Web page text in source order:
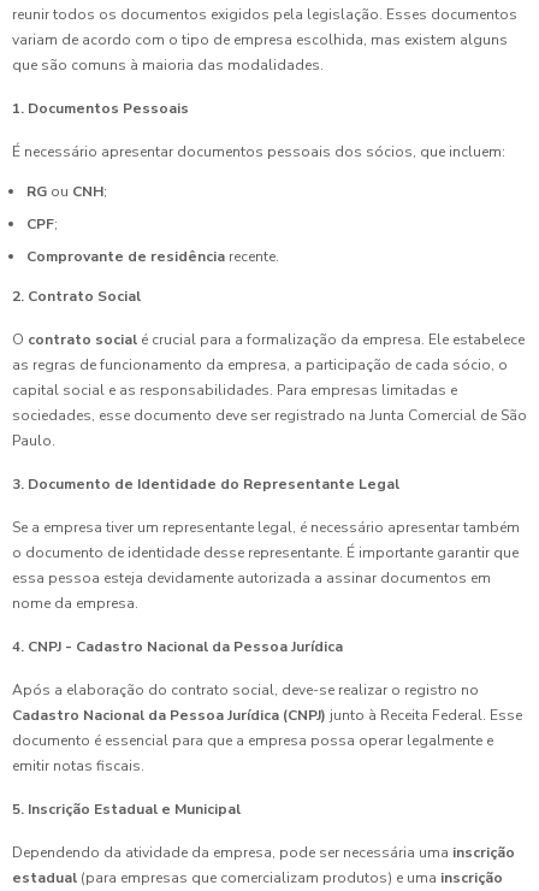
reunir todos os documentos exigidos pela legislação. Esses documentos
variam de acordo com o tipo de empresa escolhida, mas existem alguns
que são comuns à maioria das modalidades.
1. Documentos Pessoais
É necessário apresentar documentos pessoais dos sócios, que incluem:
RG ou CNH;
CPF;
Comprovante de residência recente.
2. Contrato Social
O contrato social é crucial para a formalização da empresa. Ele estabelece
as regras de funcionamento da empresa, a participação de cada sócio, o
capital social e as responsabilidades. Para empresas limitadas e
sociedades, esse documento deve ser registrado na Junta Comercial de São
Paulo.
3. Documento de Identidade do Representante Legal
Se a empresa tiver um representante legal, é necessário apresentar também
o documento de identidade desse representante. É importante garantir que
essa pessoa esteja devidamente autorizada a assinar documentos em
nome da empresa.
4. CNPJ - Cadastro Nacional da Pessoa Jurídica
Após a elaboração do contrato social, deve-se realizar o registro no
Cadastro Nacional da Pessoa Jurídica (CNPJ) junto à Receita Federal. Esse
documento é essencial para que a empresa possa operar legalmente e
emitir notas fiscais.
5. Inscrição Estadual e Municipal
Dependendo da atividade da empresa, pode ser necessária uma inscrição
estadual (para empresas que comercializam produtos) e uma inscrição